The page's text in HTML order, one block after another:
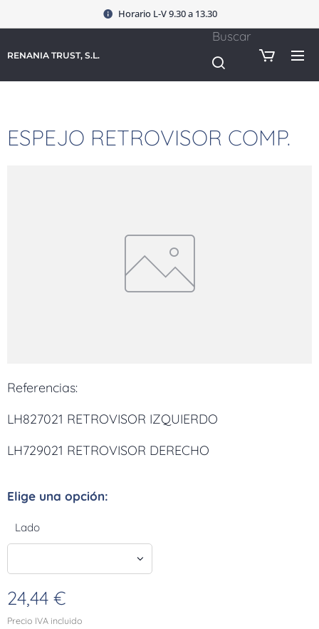
Horario L-V 9.30 a 13.30
RENANIA TRUST, S.L.
Buscar
ESPEJO RETROVISOR COMP.
Referencias:
LH827021 RETROVISOR IZQUIERDO
LH729021 RETROVISOR DERECHO
Elige una opción:
Lado
24,44 €
Precio IVA incluido